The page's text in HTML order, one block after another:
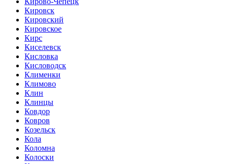
Кировск
Кировский
Кировское
Кирс
Киселевск
Кисловка
Кисловодск
Клименки
Климово
Клин
Клинцы
Ковдор
Ковров
Козельск
Кола
Коломна
Колоски